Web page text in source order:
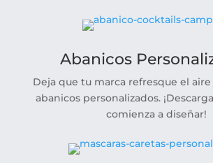
Abanicos
Deja que tu marca refresque el
abanicos personalizados.
comienza a diseñar!